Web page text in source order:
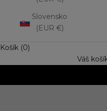
Slovensko
(EUR €)
Košík (0)
Váš